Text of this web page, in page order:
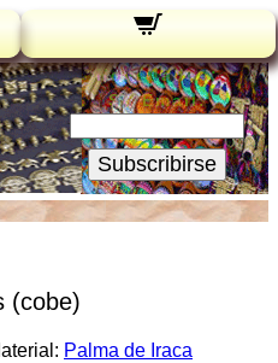
Novedades:
Su Email:
Subscribirse
(cobe)
Palma de Iraca